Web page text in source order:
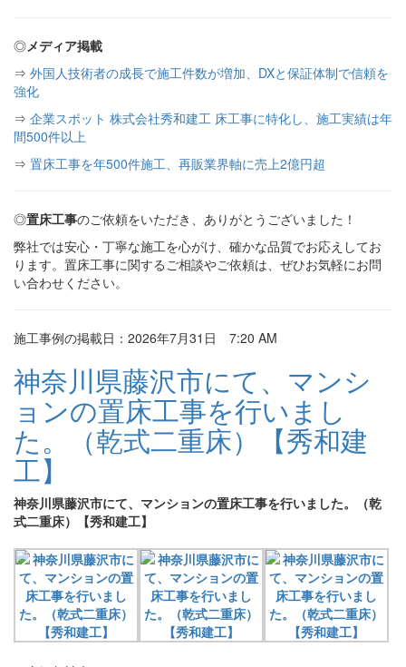
◎メディア掲載
⇒ 外国人技術者の成長で施工件数が増加、DXと保証体制で信頼を
強化
⇒ 企業スポット 株式会社秀和建工 床工事に特化し、施工実績は年
間500件以上
⇒ 置床工事を年500件施工、再販業界軸に売上2億円超
◎置床工事のご依頼をいただき、ありがとうございました！
弊社では安心・丁寧な施工を心がけ、確かな品質でお応えしてお
ります。置床工事に関するご相談やご依頼は、ぜひお気軽にお問
い合わせください。
施工事例の掲載日：2026年7月31日 7:20 AM
神奈川県藤沢市にて、マンシ
ョンの置床工事を行いまし
た。（乾式二重床）【秀和建
工】
神奈川県藤沢市にて、マンションの置床工事を行いました。（乾
式二重床）【秀和建工】